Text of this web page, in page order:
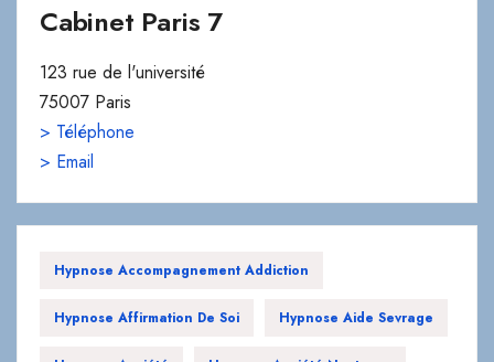
Cabinet Paris 7
123 rue de l'université
75007 Paris
> Téléphone
> Email
Hypnose Accompagnement Addiction
Hypnose Affirmation De Soi Hypnose Aide Sevrage